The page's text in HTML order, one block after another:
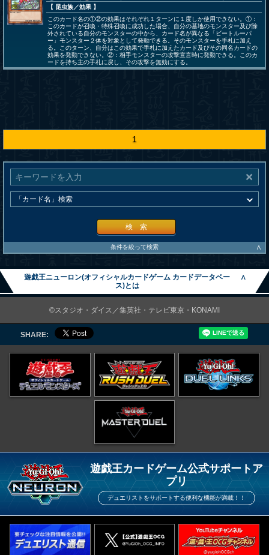
【 昆虫族／効果 】
このカード名の①②の効果はそれぞれ１ターンに１度しか使用できない。①：
このカードが召喚・特殊召喚に成功した場合、自分の墓地のモンスター及び除
外されている自分のモンスターの中から、カード名が異なる「ビートルーパ
ー」モンスター２体を対象として発動できる。そのモンスターを手札に加え
る。このターン、自分はこの効果で手札に加えたカード及びその同名カードの
効果を発動できない。②：相手モンスターの攻撃宣言時に発動できる。このカ
ードを持ち主の手札に戻し、その攻撃を無効にする。
1
検 索
条件を絞って検索 ∧
遊戯王ニューロン(オフィシャルカードゲーム カードデータベー
ス)とは
∧
©スタジオ・ダイス／集英社・テレビ東京・KONAMI
SHARE:
遊戯王カードゲーム公式サポートア
プリ
デュエリストをサポートする便利な機能が満載！！